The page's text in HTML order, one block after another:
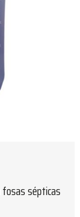
fosas sépticas